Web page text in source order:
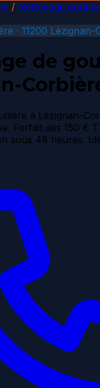
/ Nettoyage
· 11200 Lézignan-
de
à Lézignan-
Forfait dès 150 €
sous 48 heures.